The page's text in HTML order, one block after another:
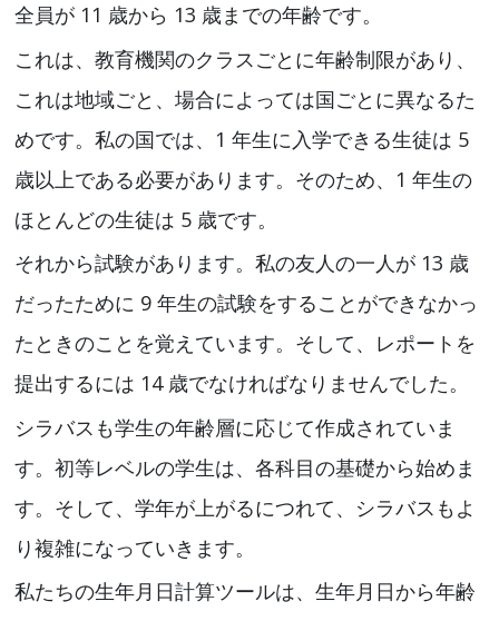
全員が 11 歳から 13 歳までの年齢です。
これは、教育機関のクラスごとに年齢制限があり、
これは地域ごと、場合によっては国ごとに異なるた
めです。私の国では、1 年生に入学できる生徒は 5
歳以上である必要があります。そのため、1 年生の
ほとんどの生徒は 5 歳です。
それから試験があります。私の友人の一人が 13 歳
だったために 9 年生の試験をすることができなかっ
たときのことを覚えています。そして、レポートを
提出するには 14 歳でなければなりませんでした。
シラバスも学生の年齢層に応じて作成されていま
す。初等レベルの学生は、各科目の基礎から始めま
す。そして、学年が上がるにつれて、シラバスもよ
り複雑になっていきます。
私たちの生年月日計算ツールは、生年月日から年齢